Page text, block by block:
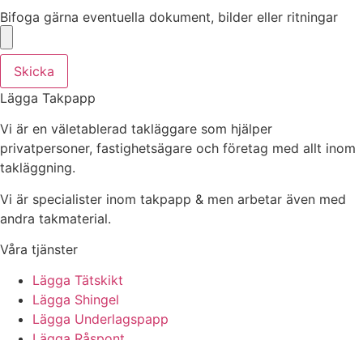
Bifoga gärna eventuella dokument, bilder eller ritningar
Skicka
Lägga Takpapp
Vi är en väletablerad takläggare som hjälper
privatpersoner, fastighetsägare och företag med allt inom
takläggning.
Vi är specialister inom takpapp & men arbetar även med
andra takmaterial.
Våra tjänster
Lägga Tätskikt
Lägga Shingel
Lägga Underlagspapp